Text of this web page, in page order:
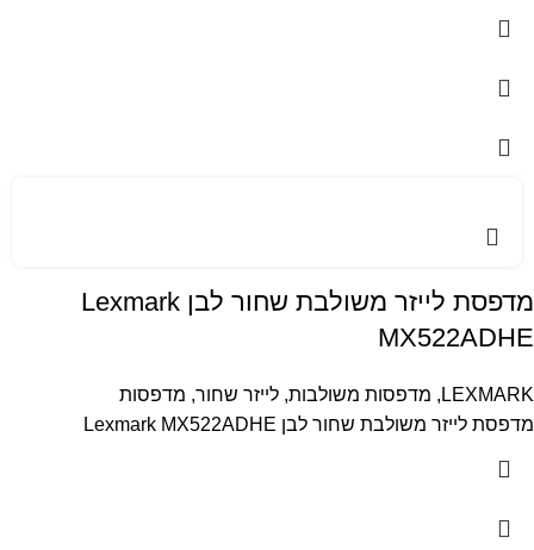
מדפסת לייזר משולבת שחור לבן Lexmark
MX522ADHE
LEXMARK
, מדפסות משולבות, לייזר שחור, מדפסות
מדפסת לייזר משולבת שחור לבן Lexmark MX522ADHE